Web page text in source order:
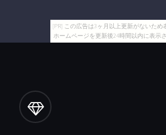
[PR] この広告は3ヶ月以上更新がないため
ホームページを更新後24時間以内に表示